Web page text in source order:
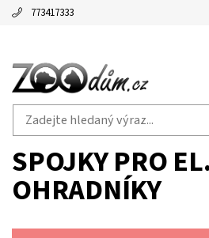
773417333
SPOJKY PRO EL.
OHRADNÍKY